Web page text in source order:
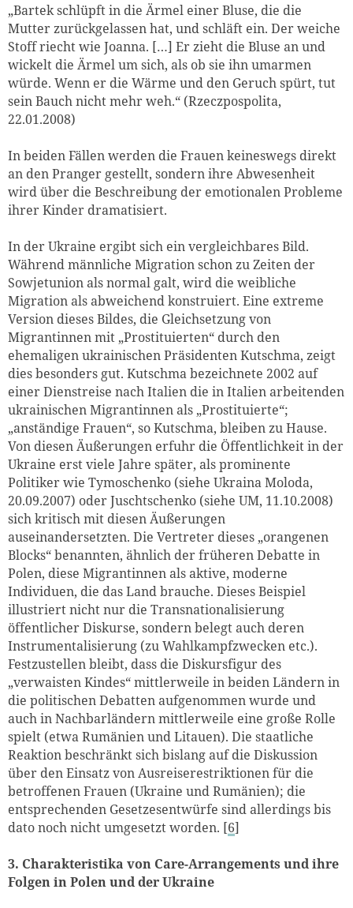
„Bartek schlüpft in die Ärmel einer Bluse, die die
Mutter zurückgelassen hat, und schläft ein. Der weiche
Stoff riecht wie Joanna. […] Er zieht die Bluse an und
wickelt die Ärmel um sich, als ob sie ihn umarmen
würde. Wenn er die Wärme und den Geruch spürt, tut
sein Bauch nicht mehr weh.“ (Rzeczpospolita,
22.01.2008)
In beiden Fällen werden die Frauen keineswegs direkt
an den Pranger gestellt, sondern ihre Abwesenheit
wird über die Beschreibung der emotionalen Probleme
ihrer Kinder dramatisiert.
In der Ukraine ergibt sich ein vergleichbares Bild.
Während männliche Migration schon zu Zeiten der
Sowjetunion als normal galt, wird die weibliche
Migration als abweichend konstruiert. Eine extreme
Version dieses Bildes, die Gleichsetzung von
Migrantinnen mit „Prostituierten“ durch den
ehemaligen ukrainischen Präsidenten Kutschma, zeigt
dies besonders gut. Kutschma bezeichnete 2002 auf
einer Dienstreise nach Italien die in Italien arbeitenden
ukrainischen Migrantinnen als „Prostituierte“;
„anständige Frauen“, so Kutschma, bleiben zu Hause.
Von diesen Äußerungen erfuhr die Öffentlichkeit in der
Ukraine erst viele Jahre später, als prominente
Politiker wie Tymoschenko (siehe Ukraina Moloda,
20.09.2007) oder Juschtschenko (siehe UM, 11.10.2008)
sich kritisch mit diesen Äußerungen
auseinandersetzten. Die Vertreter dieses „orangenen
Blocks“ benannten, ähnlich der früheren Debatte in
Polen, diese Migrantinnen als aktive, moderne
Individuen, die das Land brauche. Dieses Beispiel
illustriert nicht nur die Transnationalisierung
öffentlicher Diskurse, sondern belegt auch deren
Instrumentalisierung (zu Wahlkampfzwecken etc.).
Festzustellen bleibt, dass die Diskursfigur des
„verwaisten Kindes“ mittlerweile in beiden Ländern in
die politischen Debatten aufgenommen wurde und
auch in Nachbarländern mittlerweile eine große Rolle
spielt (etwa Rumänien und Litauen). Die staatliche
Reaktion beschränkt sich bislang auf die Diskussion
über den Einsatz von Ausreiserestriktionen für die
betroffenen Frauen (Ukraine und Rumänien); die
entsprechenden Gesetzesentwürfe sind allerdings bis
dato noch nicht umgesetzt worden. [6]
3. Charakteristika von Care-Arrangements und ihre
Folgen in Polen und der Ukraine